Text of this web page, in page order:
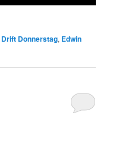
Drift Donnerstag, Edwin